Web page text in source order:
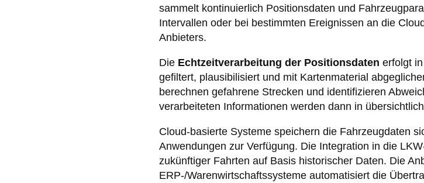
sammelt kontinuierlich Positionsdaten und
Intervallen oder bei bestimmten Ereignissen an die
Anbieters.
Die Echtzeitverarbeitung der Positionsdaten erfolgt
gefiltert, plausibilisiert und mit Kartenmaterial
berechnen gefahrene Strecken und identifizieren
verarbeiteten Informationen werden dann in
Cloud-basierte Systeme speichern die Fahrzeugdaten
Anwendungen zur Verfügung. Die Integration in die
zukünftiger Fahrten auf Basis historischer Daten. Die
ERP-/Warenwirtschaftssysteme automatisiert die